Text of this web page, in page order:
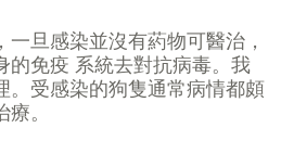
一旦感染並沒有葯物可醫治，
的免疫 系統去對抗病毒。我
。受感染的狗隻通常病情都頗
。